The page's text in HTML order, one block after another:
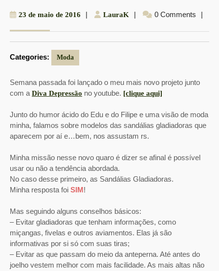
23 de maio de 2016 23| LauraK LauraK
| 0 Comments |
Categories: Moda
Semana passada foi lançado o meu mais novo projeto junto
com a Diva Depressão no youtube. [clique aqui]
Junto do humor ácido do Edu e do Filipe e uma visão de moda
minha, falamos sobre modelos das sandálias gladiadoras que
aparecem por aí e…bem, nos assustam rs.
Minha missão nesse novo quaro é dizer se afinal é possível
usar ou não a tendência abordada.
No caso desse primeiro, as Sandálias Gladiadoras.
Minha resposta foi SIM!
Mas seguindo alguns conselhos básicos:
– Evitar gladiadoras que tenham informações, como
miçangas, fivelas e outros aviamentos. Elas já são
informativas por si só com suas tiras;
– Evitar as que passam do meio da anteperna. Até antes do
joelho vestem melhor com mais facilidade. As mais altas não